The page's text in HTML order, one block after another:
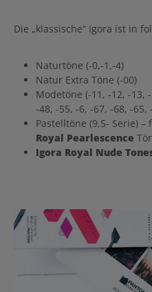
Die „klassische“ Igora ist in
Naturtöne (-0,-1,-4)
Natur Extra Töne (-00)
Modetöne (-11, -12, -13,
-48, -55, -6, -67, -68, -65,
Pastelltöne (9,5- Serie)
Royal Pearlescence
Igora Royal Nude